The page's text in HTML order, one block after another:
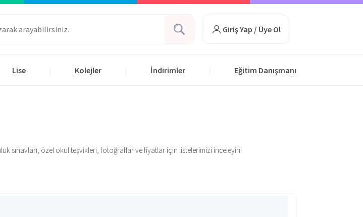
Giriş Yap / Üye Ol
Lise Kolejler İndirimler Eğitim Danışmanı
sınavları, özel okul teşvikleri, fotoğraflar ve fiyatlar için listelerimizi inceleyin!